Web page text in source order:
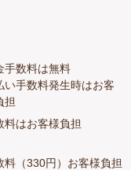
手数料は無料
い手数料発生時はお客
担
料はお客様負担
料（330円）お客様負担